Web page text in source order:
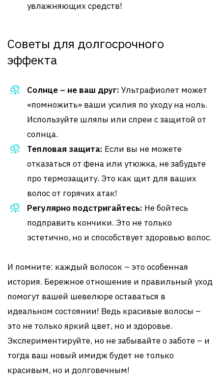
увлажняющих средств!
Советы для долгосрочного
эффекта
Солнце – не ваш друг: Ультрафиолет может
«помножить» ваши усилия по уходу на ноль.
Используйте шляпы или спреи с защитой от
солнца.
Тепловая защита: Если вы не можете
отказаться от фена или утюжка, не забудьте
про термозащиту. Это как щит для ваших
волос от горячих атак!
Регулярно подстригайтесь: Не бойтесь
подправить кончики. Это не только
эстетично, но и способствует здоровью волос.
И помните: каждый волосок – это особенная
история. Бережное отношение и правильный уход
помогут вашей шевелюре оставаться в
идеальном состоянии! Ведь красивые волосы –
это не только яркий цвет, но и здоровье.
Экспериментируйте, но не забывайте о заботе – и
тогда ваш новый имидж будет не только
красивым, но и долговечным!